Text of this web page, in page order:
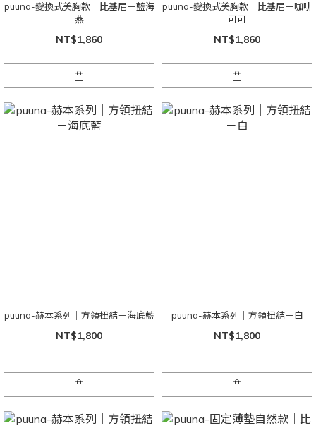
puuna-變換式美胸款｜比基尼－藍海
燕
NT$1,860
puuna-變換式美胸款｜比基尼－咖啡
可可
NT$1,860
puuna-赫本系列｜方領扭結－海底藍
NT$1,800
puuna-赫本系列｜方領扭結－白
NT$1,800